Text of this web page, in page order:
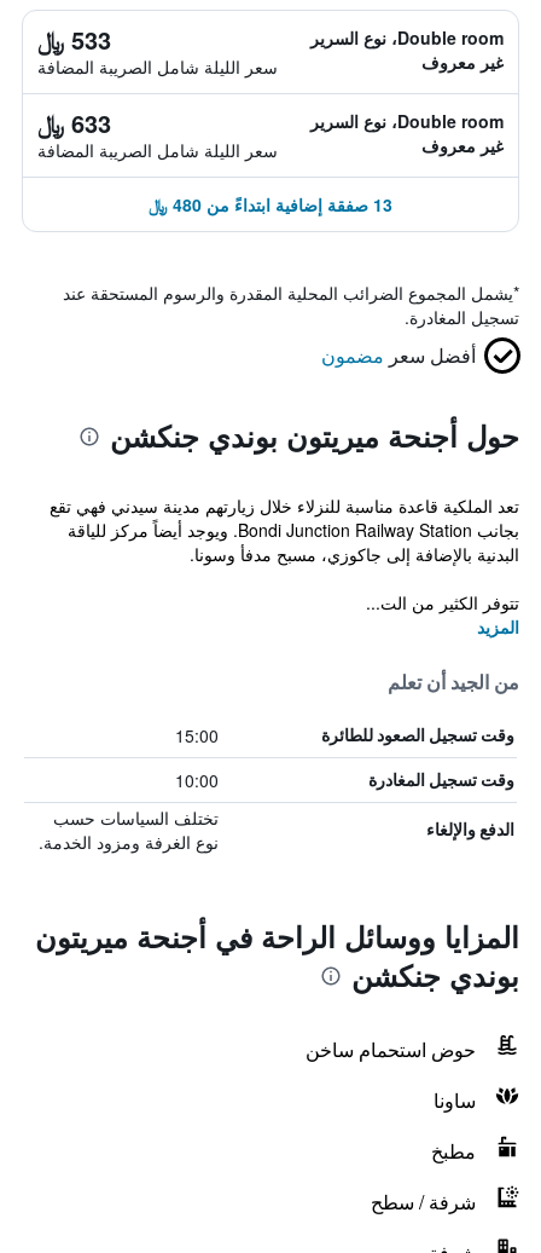
Double room، نوع السرير
غير معروف
533 ﷼
سعر الليلة شامل الصريبة المضافة
Double room، نوع السرير
غير معروف
633 ﷼
سعر الليلة شامل الصريبة المضافة
13 صفقة إضافية ابتداءً من 480 ﷼
*يشمل المجموع الضرائب المحلية المقدرة والرسوم المستحقة عند
تسجيل المغادرة.
أفضل سعر مضمون
حول أجنحة ميريتون بوندي جنكشن
تعد الملكية قاعدة مناسبة للنزلاء خلال زيارتهم مدينة سيدني فهي تقع
بجانب Bondi Junction Railway Station. ويوجد أيضاً مركز للياقة
البدنية بالإضافة إلى جاكوزي، مسبح مدفأ وسونا.
تتوفر الكثير من الت...
المزيد
من الجيد أن تعلم
وقت تسجيل الصعود للطائرة 15:00
وقت تسجيل المغادرة 10:00
الدفع والإلغاء
تختلف السياسات حسب
نوع الغرفة ومزود الخدمة.
المزايا ووسائل الراحة في أجنحة ميريتون
بوندي جنكشن
حوض استحمام ساخن
ساونا
مطبخ
شرفة / سطح